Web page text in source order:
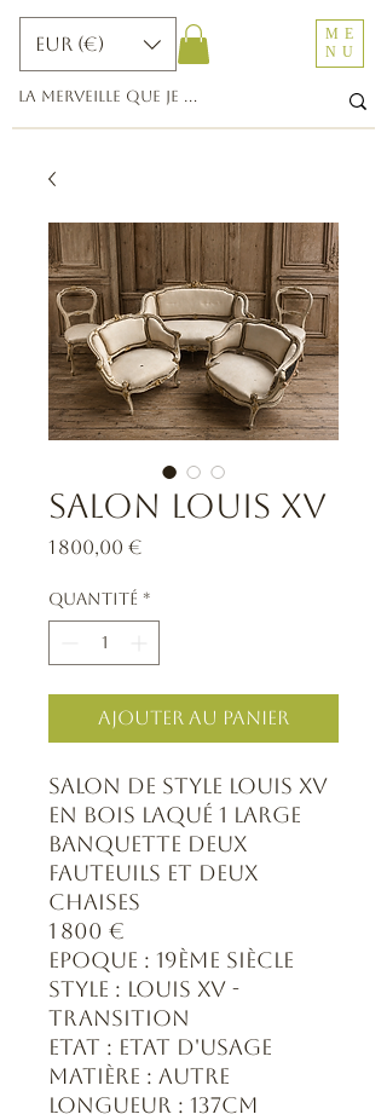
EUR (€)
ME
NU
Salon Louis XV
1 800,00 €
Quantité *
Ajouter au panier
Salon de style Louis XV
en bois laqué 1 large
banquette deux
fauteuils et deux
chaises
1 800 €
Epoque : 19ème siècle
Style : Louis XV -
Transition
Etat : Etat d'usage
Matière : Autre
Longueur : 137cm